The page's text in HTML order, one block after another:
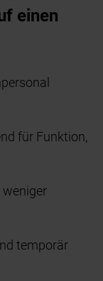
einen
für Funktion,
weniger
temporär